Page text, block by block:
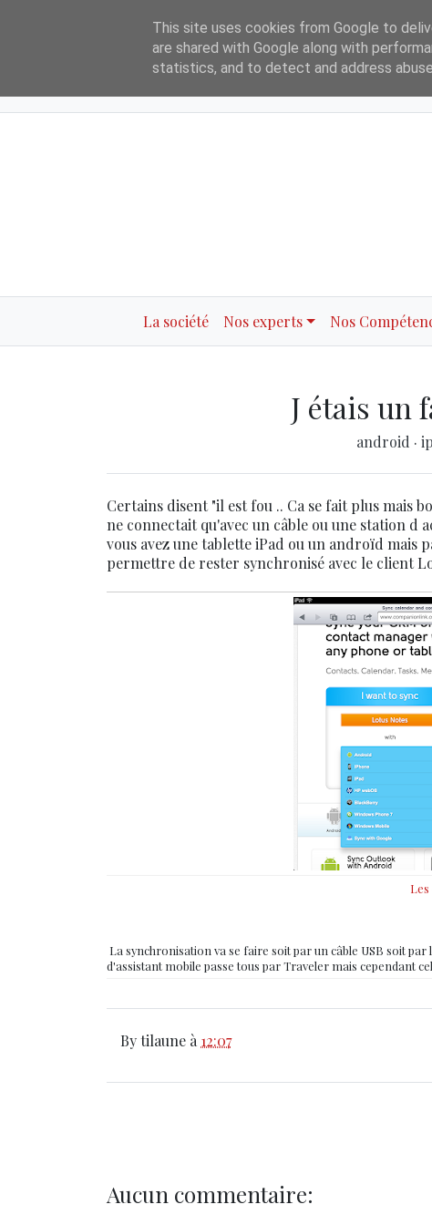
Tilaune .. Home Légal Partenaires
La société Nos experts Nos
J étais un
android ·
Certains disent "il est fou .. Ca se fait plus mais
ne connectait qu'avec un câble ou une station d
vous avez une tablette iPad ou un androïd mais
permettre de rester synchronisé avec le client
La synchronisation va se faire soit par un câble USB soit
d'assistant mobile passe tous par Traveler mais cependant
Bytilaune à 12:07
Aucun commentaire:
This site uses cookies from Google to
are shared with Google along with
statistics, and to detect and address